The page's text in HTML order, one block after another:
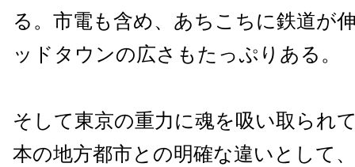
る。市電も含め、あちこちに鉄道が
ッドタウンの広さもたっぷりある。
そして東京の重力に魂を吸い取られ
本の地方都市との明確な違いとして